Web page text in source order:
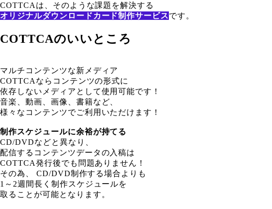
COTTCAは、そのような課題を解決する
オリジナルダウンロードカード制作サービスです。
COTTCAのいいところ
マルチコンテンツな新メディア
COTTCAならコンテンツの形式に
依存しないメディアとして使用可能です！
音楽、動画、画像、書籍など、
様々なコンテンツでご利用いただけます！
制作スケジュールに余裕が持てる
CD/DVDなどと異なり、
配信するコンテンツデータの入稿は
COTTCA発行後でも問題ありません！
その為、 CD/DVD制作する場合よりも
1～2週間長く制作スケジュールを
取ることが可能となります。